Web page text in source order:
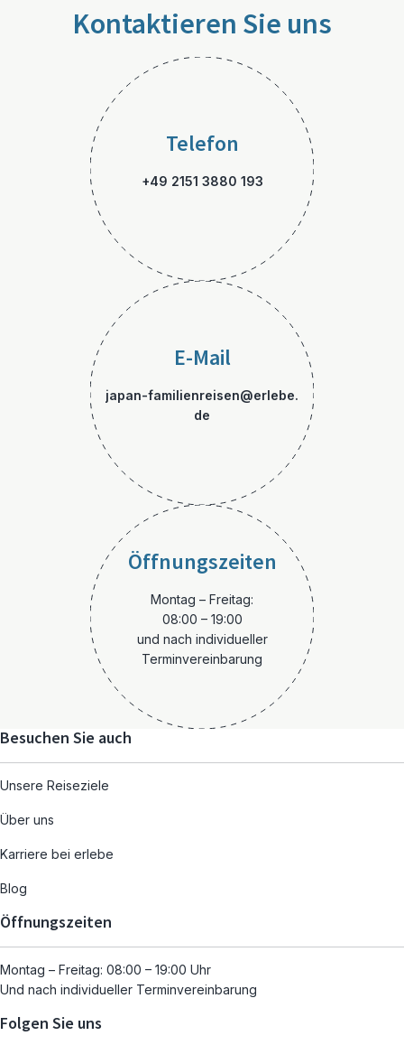
Kontaktieren Sie uns
Telefon
+49 2151 3880 193
E-Mail
japan-familienreisen@erlebe.
de
Öffnungszeiten
Montag – Freitag:
08:00 – 19:00
und nach individueller
Terminvereinbarung
Besuchen Sie auch
Unsere Reiseziele
Über uns
Karriere bei erlebe
Blog
Öffnungszeiten
Montag – Freitag: 08:00 – 19:00 Uhr
Und nach individueller Terminvereinbarung
Folgen Sie uns